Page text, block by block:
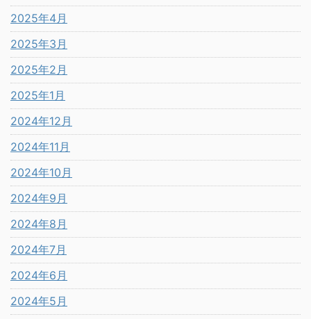
2025年4月
2025年3月
2025年2月
2025年1月
2024年12月
2024年11月
2024年10月
2024年9月
2024年8月
2024年7月
2024年6月
2024年5月